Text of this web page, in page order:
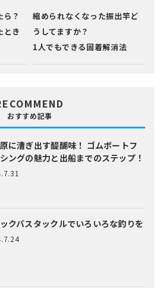
？
とき
縮められなくなった振出竿ど
うしてますか？
1人でもできる固着解消法
おすすめ記事
に漕ぎ出す醍醐味！ ゴムボートフ
ングの魅力と出船までのステップ！
クバスタックルでいろいろな釣りを